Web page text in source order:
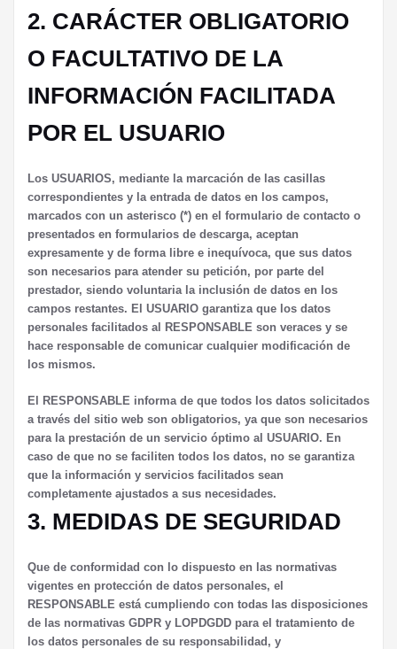
2. CARÁCTER OBLIGATORIO
O FACULTATIVO DE LA
INFORMACIÓN FACILITADA
POR EL USUARIO
Los USUARIOS, mediante la marcación de las casillas
correspondientes y la entrada de datos en los campos,
marcados con un asterisco (*) en el formulario de contacto o
presentados en formularios de descarga, aceptan
expresamente y de forma libre e inequívoca, que sus datos
son necesarios para atender su petición, por parte del
prestador, siendo voluntaria la inclusión de datos en los
campos restantes. El USUARIO garantiza que los datos
personales facilitados al RESPONSABLE son veraces y se
hace responsable de comunicar cualquier modificación de
los mismos.
El RESPONSABLE informa de que todos los datos solicitados
a través del sitio web son obligatorios, ya que son necesarios
para la prestación de un servicio óptimo al USUARIO. En
caso de que no se faciliten todos los datos, no se garantiza
que la información y servicios facilitados sean
completamente ajustados a sus necesidades.
3. MEDIDAS DE SEGURIDAD
Que de conformidad con lo dispuesto en las normativas
vigentes en protección de datos personales, el
RESPONSABLE está cumpliendo con todas las disposiciones
de las normativas GDPR y LOPDGDD para el tratamiento de
los datos personales de su responsabilidad, y